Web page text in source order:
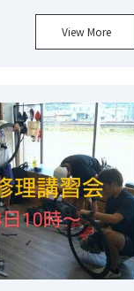
View More